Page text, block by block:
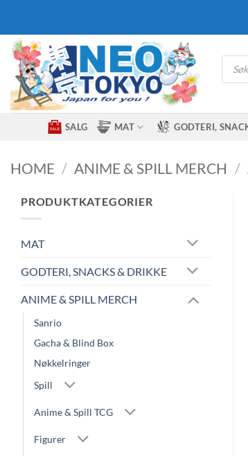
content
search
SALG MAT GODTERI,
HOME / ANIME & SPILL MERCH /
PRODUKTKATEGORIER
MAT
GODTERI, SNACKS & DRIKKE
ANIME & SPILL MERCH
Sanrio
Gacha & Blind Box
Nøkkelringer
Spill
Anime & Spill TCG
Figurer